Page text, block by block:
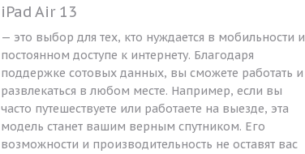
iPad Air 13
— это выбор для тех, кто нуждается в мобильности и
постоянном доступе к интернету. Благодаря
поддержке сотовых данных, вы сможете работать и
развлекаться в любом месте. Например, если вы
часто путешествуете или работаете на выезде, эта
модель станет вашим верным спутником. Его
возможности и производительность не оставят вас